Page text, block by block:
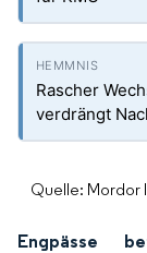
Rascher
verdrängt
Quelle: Mordor
Engpässe